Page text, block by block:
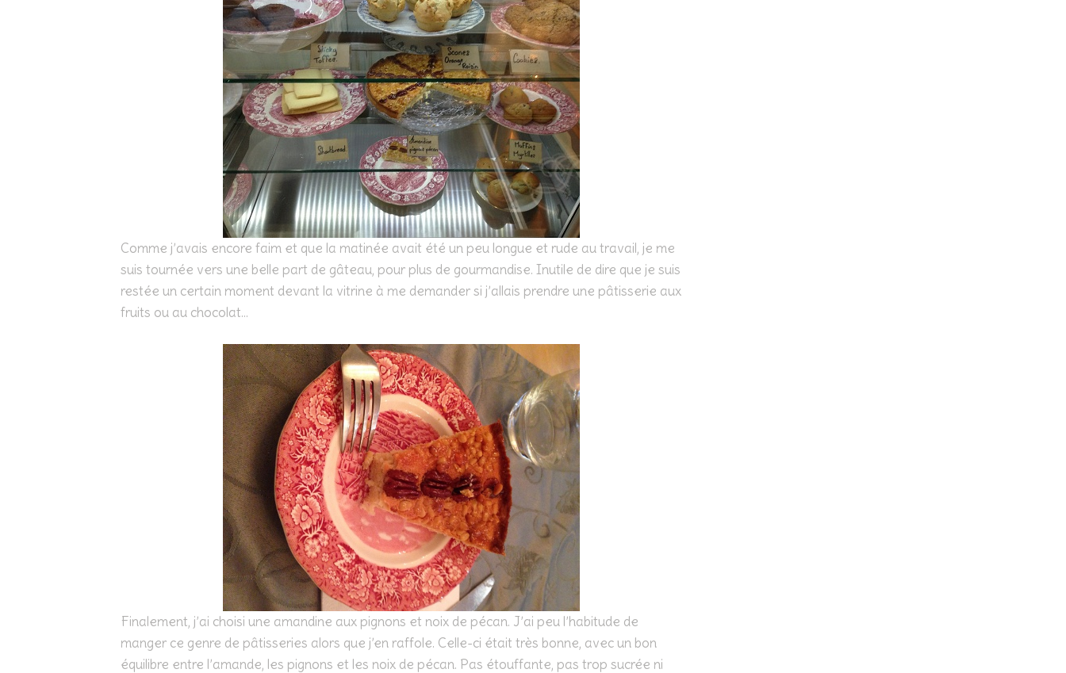
Comme j’avais encore faim et que la matinée avait été un peu longue et rude au travail, je me
suis tournée vers une belle part de gâteau, pour plus de gourmandise. Inutile de dire que je suis
restée un certain moment devant la vitrine à me demander si j’allais prendre une pâtisserie aux
fruits ou au chocolat…
Finalement, j’ai choisi une amandine aux pignons et noix de pécan. J’ai peu l’habitude de
manger ce genre de pâtisseries alors que j’en raffole. Celle-ci était très bonne, avec un bon
équilibre entre l’amande, les pignons et les noix de pécan. Pas étouffante, pas trop sucrée ni